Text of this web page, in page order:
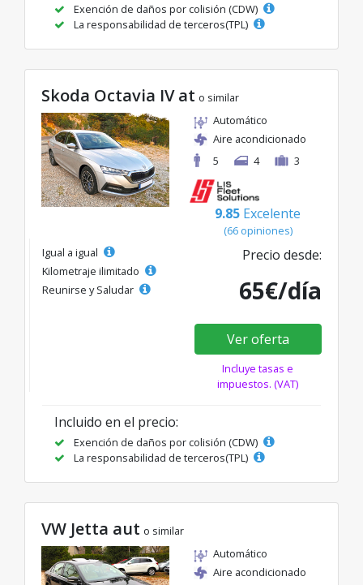
Exención de daños por colisión (CDW)
La responsabilidad de terceros(TPL)
Skoda Octavia IV at o similar
Automático
Aire acondicionado
5
4 3
9.85 Excelente
(66 opiniones)
Igual a igual
Kilometraje ilimitado
Reunirse y Saludar
Precio desde:
65€/día
Ver oferta
Incluye tasas e
impuestos. (VAT)
Incluido en el precio:
Exención de daños por colisión (CDW)
La responsabilidad de terceros(TPL)
VW Jetta aut o similar
Automático
Aire acondicionado